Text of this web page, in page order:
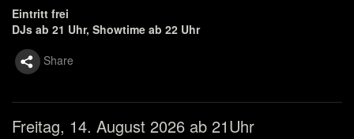
Eintritt frei
DJs ab 21 Uhr, Showtime ab 22 Uhr
Share
Freitag, 14. August 2026 ab 21Uhr